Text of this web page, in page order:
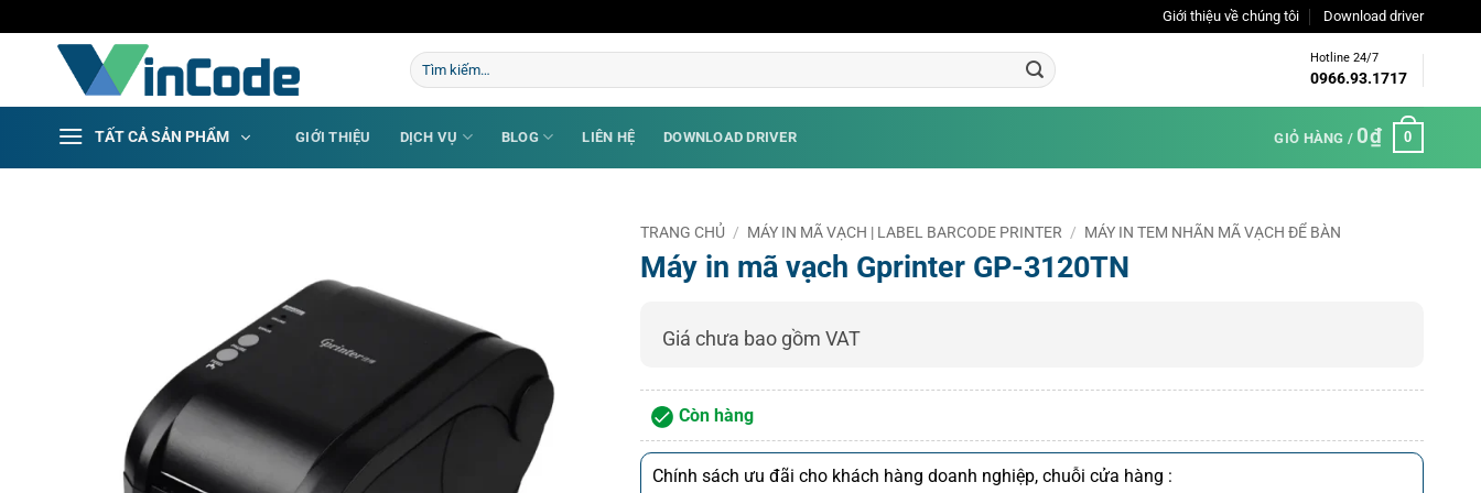
qua
Giới thiệu về chúng tôi Download driver
Tìm
kiếm:
Hotline 24/7
0966.93.1717
TẤT CẢ SẢN PHẨM GIỚI THIỆU DỊCH VỤ BLOG LIÊN HỆ DOWNLOAD DRIVER GIỎ HÀNG / 0₫ 0
TRANG CHỦ / MÁY IN MÃ VẠCH | LABEL BARCODE PRINTER / MÁY IN TEM NHÃN MÃ VẠCH ĐỂ BÀN
Máy in mã vạch Gprinter GP-3120TN
Giá chưa bao gồm VAT
Còn hàng
Chính sách ưu đãi cho khách hàng doanh nghiệp, chuỗi cửa hàng :